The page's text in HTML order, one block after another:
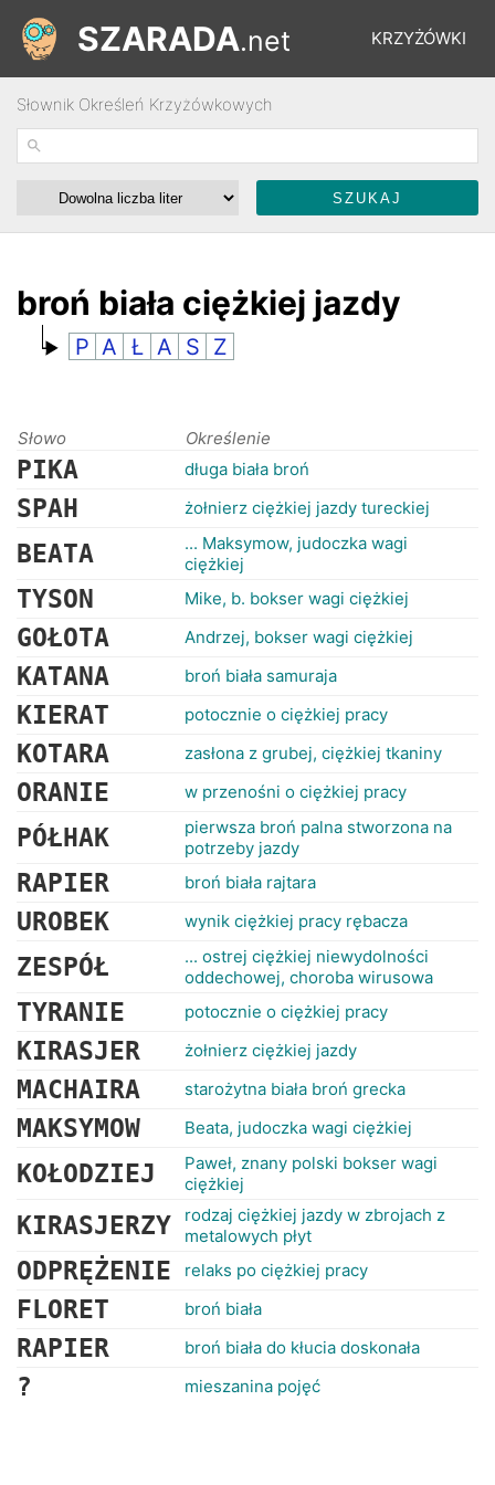
KRZYŻÓWKI
ŁAMIGŁÓWKI
RANKINGI
SZARADA.net
Słownik Określeń Krzyżówkowych
broń biała ciężkiej jazdy
P A Ł A S Z
Słowo Określenie
PIKA długa biała broń
SPAH żołnierz ciężkiej jazdy tureckiej
BEATA
... Maksymow, judoczka wagi
ciężkiej
TYSON Mike, b. bokser wagi ciężkiej
GOŁOTA Andrzej, bokser wagi ciężkiej
KATANA broń biała samuraja
KIERAT potocznie o ciężkiej pracy
KOTARA zasłona z grubej, ciężkiej tkaniny
ORANIE w przenośni o ciężkiej pracy
PÓŁHAK
pierwsza broń palna stworzona na
potrzeby jazdy
RAPIER broń biała rajtara
UROBEK wynik ciężkiej pracy rębacza
ZESPÓŁ
... ostrej ciężkiej niewydolności
oddechowej, choroba wirusowa
TYRANIE potocznie o ciężkiej pracy
KIRASJER żołnierz ciężkiej jazdy
MACHAIRA starożytna biała broń grecka
MAKSYMOW Beata, judoczka wagi ciężkiej
KOŁODZIEJ
Paweł, znany polski bokser wagi
ciężkiej
KIRASJERZY
rodzaj ciężkiej jazdy w zbrojach z
metalowych płyt
ODPRĘŻENIE relaks po ciężkiej pracy
FLORET broń biała
RAPIER broń biała do kłucia doskonała
? mieszanina pojęć